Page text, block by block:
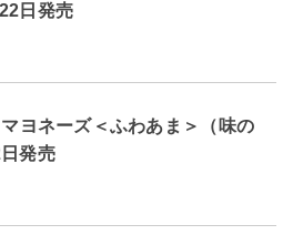
日発売
ヨネーズ＜ふわあま＞（味の
発売